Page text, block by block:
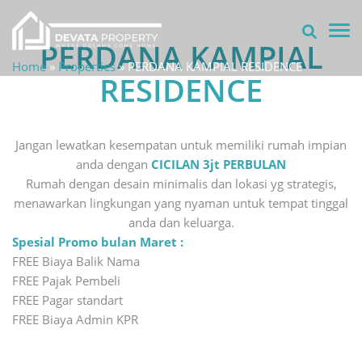
Home » Properties»PERDANA KAMPIAL RESIDENCE
PERDANA KAMPIAL
RESIDENCE
Jangan lewatkan kesempatan untuk memiliki rumah impian
anda dengan CICILAN 3jt PERBULAN
Rumah dengan desain minimalis dan lokasi yg strategis,
menawarkan lingkungan yang nyaman untuk tempat tinggal
anda dan keluarga.
Spesial Promo bulan Maret :
FREE Biaya Balik Nama
FREE Pajak Pembeli
FREE Pagar standart
FREE Biaya Admin KPR